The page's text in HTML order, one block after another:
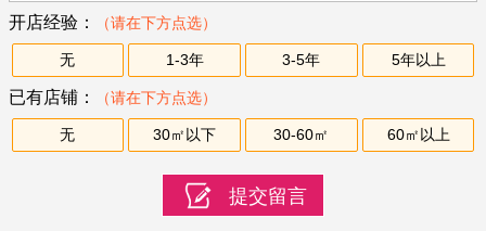
开店经验： （请在下方点选）
无 1-3年 3-5年 5年以上
已有店铺： （请在下方点选）
无 30㎡以下 30-60㎡ 60㎡以上